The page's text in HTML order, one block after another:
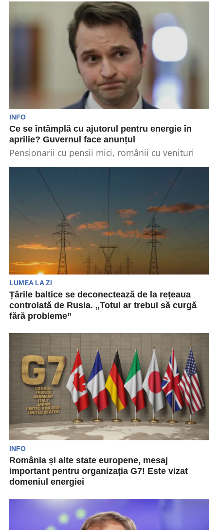
al prețurilor la gaze ar putea fi prelungit de...
INFO
Ce se întâmplă cu ajutorul pentru energie în
aprilie? Guvernul face anunțul
Pensionarii cu pensii mici, românii cu venituri
singure așteaptă o...
LUMEA LA ZI
Țările baltice se deconectează de la rețeaua
controlată de Rusia. „Totul ar trebui să curgă
fără probleme”
vor deconecta de la o rețea de...
INFO
România și alte state europene, mesaj
important pentru organizația G7! Este vizat
domeniul energiei
transmis un mesaj important în ziua de vineri,...